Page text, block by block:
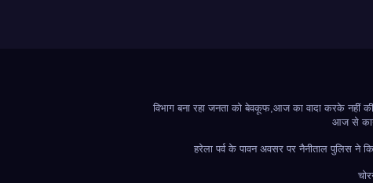
विभाग बना रहा जनता को बेवकूफ,आज का वादा करके नहीं की
आज से
हरेला पर्व के पावन अवसर पर नैनीताल पुलिस ने